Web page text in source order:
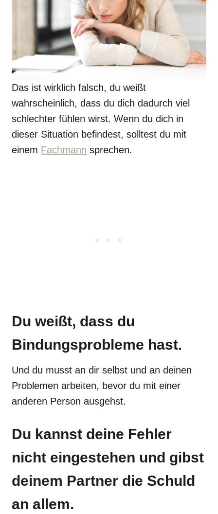
Das ist wirklich falsch, du weißt
wahrscheinlich, dass du dich dadurch viel
schlechter fühlen wirst. Wenn du dich in
dieser Situation befindest, solltest du mit
einem Fachmann sprechen.
Du weißt, dass du
Bindungsprobleme hast.
Und du musst an dir selbst und an deinen
Problemen arbeiten, bevor du mit einer
anderen Person ausgehst.
Du kannst deine Fehler
nicht eingestehen und gibst
deinem Partner die Schuld
an allem.